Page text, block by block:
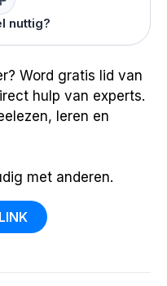
nuttig?
Word gratis lid van
hulp van experts.
leren en
met anderen.